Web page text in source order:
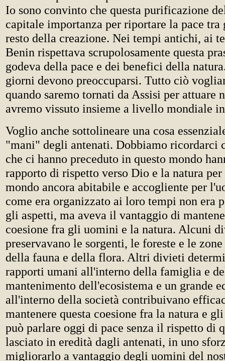
Io sono convinto che questa purificazione
capitale importanza per riportare la pace
resto della creazione. Nei tempi antichi, ai
Benin rispettava scrupolosamente questa
godeva della pace e dei benefici della
giorni devono preoccuparsi. Tutto ciò
quando saremo tornati da Assisi per attuare
avremo vissuto insieme a livello mondiale
Voglio anche sottolineare una cosa
"mani" degli antenati. Dobbiamo ricordarci
che ci hanno preceduto in questo mondo
rapporto di rispetto verso Dio e la natura
mondo ancora abitabile e accogliente per
come era organizzato ai loro tempi non era
gli aspetti, ma aveva il vantaggio di
coesione fra gli uomini e la natura. Alcuni
preservavano le sorgenti, le foreste e le
della fauna e della flora. Altri divieti
rapporti umani all'interno della famiglia e
mantenimento dell'ecosistema e un grande
all'interno della società contribuivano
mantenere questa coesione fra la natura e
può parlare oggi di pace senza il rispetto di
lasciato in eredità dagli antenati, in uno
migliorarlo a vantaggio degli uomini del